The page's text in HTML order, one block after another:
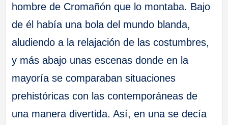
hombre de Cromañón que lo montaba. Bajo
de él había una bola del mundo blanda,
aludiendo a la relajación de las costumbres,
y más abajo unas escenas donde en la
mayoría se comparaban situaciones
prehistóricas con las contemporáneas de
una manera divertida. Así, en una se decía